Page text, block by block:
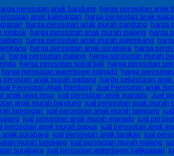
perosotan anak bandung, harga perosotan anak
anak kalimantan, harga perosotan anak
, harga perosotan anak murah bandung, harga
lombok, harga perosotan anak murah malang, harga
, harga perosotan anak murah palembang,
, harga perosotan anak surabaya, harga
, harga perosotan malang, harga perosotan murah
, harga perosotan spiral bali, harga perosotan
harga perosotan waterboom manado, harga
perostan anak murah padang, harga seluncuran
Perosotan Anak Bandung, Jual Perosotan anak
anak jawa timur, jual perosotan anak manado, Jual
anak murah bandung, jual perosotan anak murah
lamongan, jual perosotan anak murah lampung,
, jual perosotan anak murah manado, jual
perosotan anak murah papua, jual perosotan anak
surabaya, jual perosotan anak tarakan, jual
murah lumajang, jual perosotan murah malang,
surabaya, jual perosotan waterboom balikpapan,